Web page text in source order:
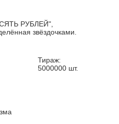
РУБЛЕЙ",
звёздочками.
Тираж:
5000000 шт.